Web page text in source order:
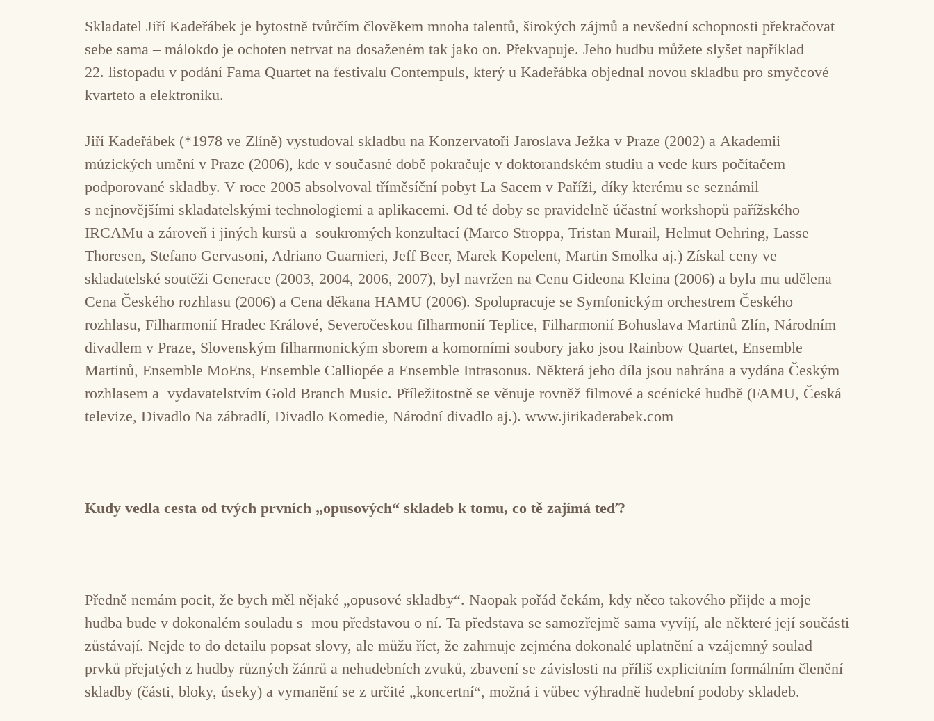
Skladatel Jiří Kadeřábek je bytostně tvůrčím člověkem mnoha talentů, širokých zájmů a nevšední schopnosti překračovat
sebe sama – málokdo je ochoten netrvat na dosaženém tak jako on. Překvapuje. Jeho hudbu můžete slyšet například
22. listopadu v podání Fama Quartet na festivalu Contempuls, který u Kadeřábka objednal novou skladbu pro smyčcové
kvarteto a elektroniku.
Jiří Kadeřábek (*1978 ve Zlíně) vystudoval skladbu na Konzervatoři Jaroslava Ježka v Praze (2002) a Akademii
múzických umění v Praze (2006), kde v současné době pokračuje v doktorandském studiu a vede kurs počítačem
podporované skladby. V roce 2005 absolvoval tříměsíční pobyt La Sacem v Paříži, díky kterému se seznámil
s nejnovějšími skladatelskými technologiemi a aplikacemi. Od té doby se pravidelně účastní workshopů pařížského
IRCAMu a zároveň i jiných kursů a soukromých konzultací (Marco Stroppa, Tristan Murail, Helmut Oehring, Lasse
Thoresen, Stefano Gervasoni, Adriano Guarnieri, Jeff Beer, Marek Kopelent, Martin Smolka aj.) Získal ceny ve
skladatelské soutěži Generace (2003, 2004, 2006, 2007), byl navržen na Cenu Gideona Kleina (2006) a byla mu udělena
Cena Českého rozhlasu (2006) a Cena děkana HAMU (2006). Spolupracuje se Symfonickým orchestrem Českého
rozhlasu, Filharmonií Hradec Králové, Severočeskou filharmonií Teplice, Filharmonií Bohuslava Martinů Zlín, Národním
divadlem v Praze, Slovenským filharmonickým sborem a komorními soubory jako jsou Rainbow Quartet, Ensemble
Martinů, Ensemble MoEns, Ensemble Calliopée a Ensemble Intrasonus. Některá jeho díla jsou nahrána a vydána Českým
rozhlasem a vydavatelstvím Gold Branch Music. Příležitostně se věnuje rovněž filmové a scénické hudbě (FAMU, Česká
televize, Divadlo Na zábradlí, Divadlo Komedie, Národní divadlo aj.). www.jirikaderabek.com
Kudy vedla cesta od tvých prvních „opusových“ skladeb k tomu, co tě zajímá teď?
Předně nemám pocit, že bych měl nějaké „opusové skladby“. Naopak pořád čekám, kdy něco takového přijde a moje
hudba bude v dokonalém souladu s mou představou o ní. Ta představa se samozřejmě sama vyvíjí, ale některé její součásti
zůstávají. Nejde to do detailu popsat slovy, ale můžu říct, že zahrnuje zejména dokonalé uplatnění a vzájemný soulad
prvků přejatých z hudby různých žánrů a nehudebních zvuků, zbavení se závislosti na příliš explicitním formálním členění
skladby (části, bloky, úseky) a vymanění se z určité „koncertní“, možná i vůbec výhradně hudební podoby skladeb.